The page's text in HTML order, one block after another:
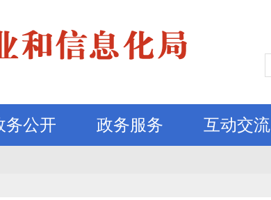
务公开 政务服务 互动交流